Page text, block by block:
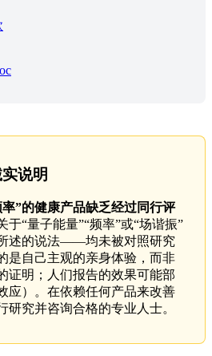
说明
”的健康产品缺乏经过同行评
于“量子能量”“频率”或“场谐振”
述的说法——均未被对照研究
是自己主观的亲身体验，而非
证明；人们报告的效果可能部
应）。在依赖任何产品来改善
研究并咨询合格的专业人士。